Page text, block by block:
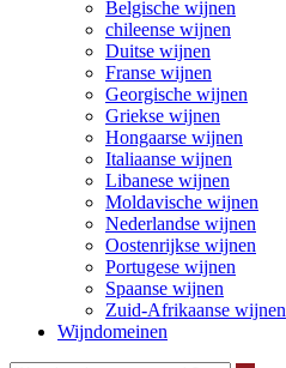
Belgische wijnen
chileense wijnen
Duitse wijnen
Franse wijnen
Georgische wijnen
Griekse wijnen
Hongaarse wijnen
Italiaanse wijnen
Libanese wijnen
Moldavische wijnen
Nederlandse wijnen
Oostenrijkse wijnen
Portugese wijnen
Spaanse wijnen
Zuid-Afrikaanse wijnen
Wijndomeinen